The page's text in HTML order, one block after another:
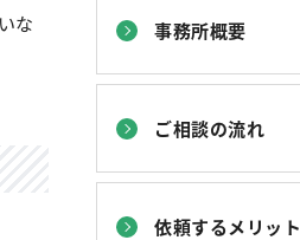
な
事務所概要
ご相談の流れ
依頼するメリット